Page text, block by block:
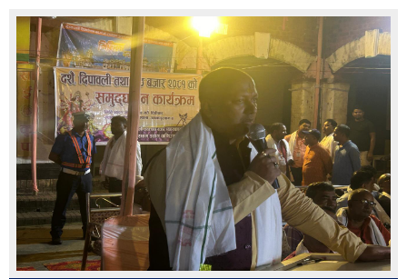
विशेष
राजनीति
प्रमुख
समाचार
राष्ट्रिय
अन्तराष्ट्रिय
अन्तरबार्ता
अर्थ